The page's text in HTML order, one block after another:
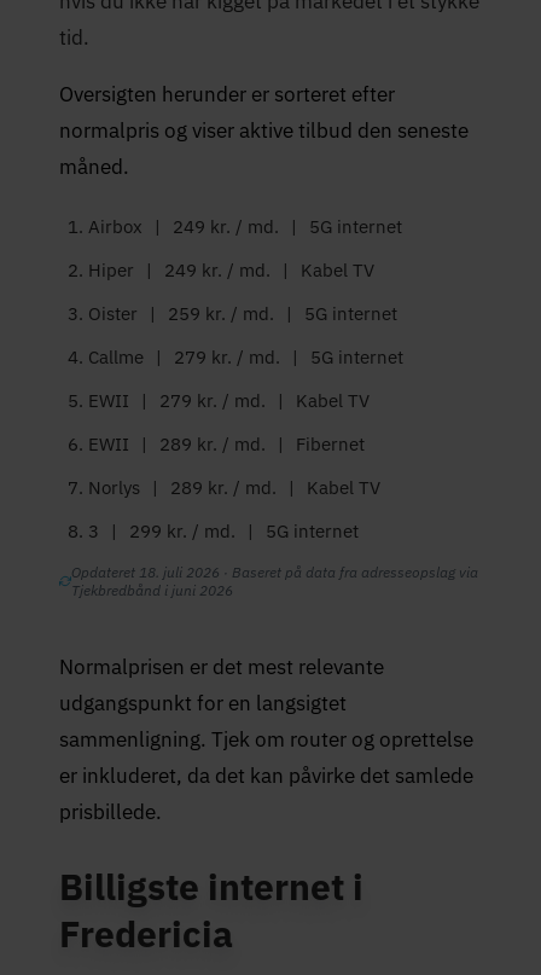
tid.
Oversigten herunder er sorteret efter
normalpris og viser aktive tilbud den seneste
måned.
Airbox | 249 kr. / md. |
5G internet
Hiper
| 249 kr. / md. |
Kabel TV
Oister
| 259 kr. / md. |
5G internet
Callme
| 279 kr. / md. |
5G internet
EWII
| 279 kr. / md. |
Kabel TV
EWII
| 289 kr. / md. |
Fibernet
Norlys
| 289 kr. / md. |
Kabel TV
3
| 299 kr. / md. | 5G internet
Opdateret 18. juli 2026 · Baseret på data fra adresseopslag via
Tjekbredbånd i juni 2026
Normalprisen er det mest relevante
udgangspunkt for en langsigtet
sammenligning. Tjek om router og oprettelse
er inkluderet, da det kan påvirke det samlede
prisbillede.
Billigste internet i
Fredericia